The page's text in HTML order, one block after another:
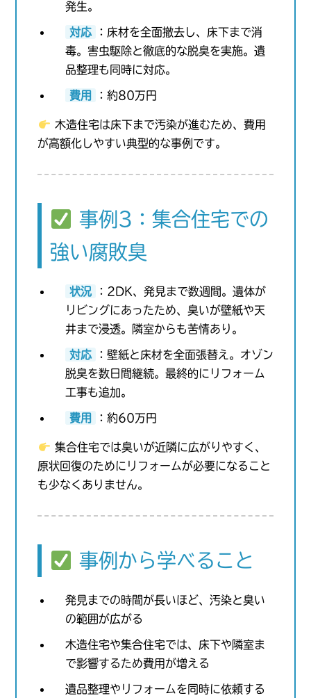
発生。
対応
：床材を全面撤去し、床下まで消
毒。害虫駆除と徹底的な脱臭を実施。遺
品整理も同時に対応。
費用 ：約80万円
木造住宅は床下まで汚染が進むため、費用
が高額化しやすい典型的な事例です。
事例3：集合住宅での
強い腐敗臭
状況
：2DK、発見まで数週間。遺体が
リビングにあったため、臭いが壁紙や天
井まで浸透。隣室からも苦情あり。
対応
：壁紙と床材を全面張替え。オゾン
脱臭を数日間継続。最終的にリフォーム
工事も追加。
費用 ：約60万円
集合住宅では臭いが近隣に広がりやすく、
原状回復のためにリフォームが必要になること
も少なくありません。
事例から学べること
発見までの時間が長いほど、汚染と臭い
の範囲が広がる
木造住宅や集合住宅では、床下や隣室ま
で影響するため費用が増える
遺品整理やリフォームを同時に依頼する